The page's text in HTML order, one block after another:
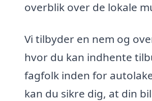
overblik over de lokale
Vi tilbyder en nem og
hvor du kan indhente
fagfolk inden for
kan du sikre dig, at din